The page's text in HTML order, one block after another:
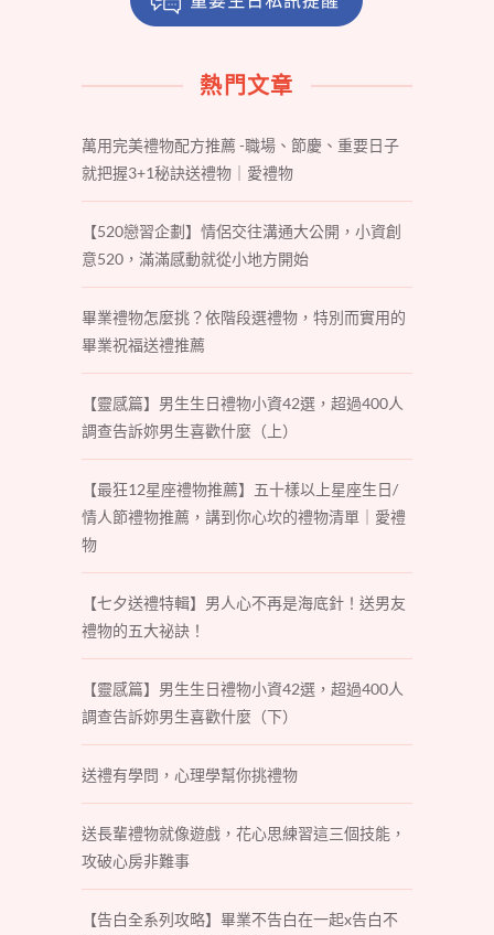
熱門文章
萬用完美禮物配方推薦 -職場、節慶、重要日子
就把握3+1秘訣送禮物｜愛禮物
【520戀習企劃】情侶交往溝通大公開，小資創
意520，滿滿感動就從小地方開始
畢業禮物怎麼挑？依階段選禮物，特別而實用的
畢業祝福送禮推薦
【靈感篇】男生生日禮物小資42選，超過400人
調查告訴妳男生喜歡什麼（上）
【最狂12星座禮物推薦】五十樣以上星座生日/
情人節禮物推薦，講到你心坎的禮物清單｜愛禮
物
【七夕送禮特輯】男人心不再是海底針！送男友
禮物的五大祕訣！
【靈感篇】男生生日禮物小資42選，超過400人
調查告訴妳男生喜歡什麼（下）
送禮有學問，心理學幫你挑禮物
送長輩禮物就像遊戲，花心思練習這三個技能，
攻破心房非難事
【告白全系列攻略】畢業不告白在一起x告白不